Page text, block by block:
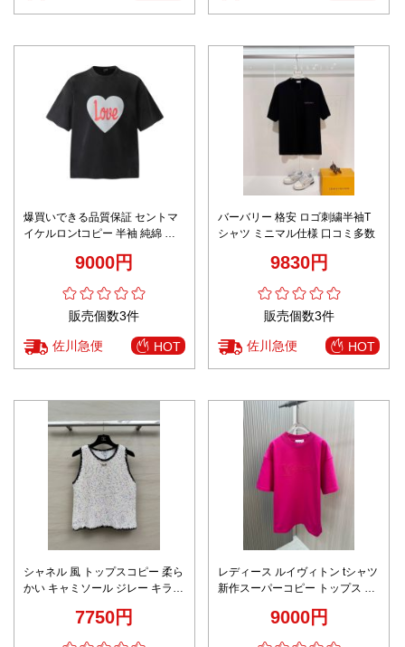
爆買いできる品質保証 セントマ
イケルロンtコピー 半袖 純綿 ト
9000円
販売個数3件
佐川急便 HOT
バーバリー 格安 ロゴ刺繍半袖T
シャツ ミニマル仕様 口コミ多数
9830円
販売個数3件
佐川急便 HOT
シャネル 風 トップスコピー 柔ら
かい キャミソール ジレー キラキ
7750円
レディース ルイヴィトン tシャツ
新作スーパーコピー トップス 半
兼用 ローズレッド
9000円